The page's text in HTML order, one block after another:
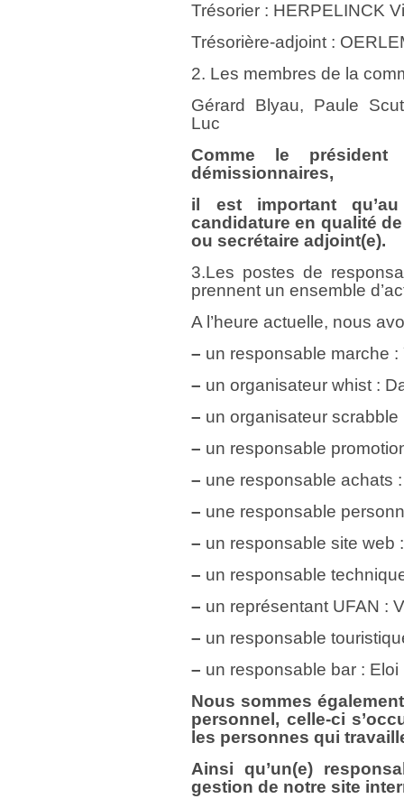
Trésorier : HERPELINCK
Trésorière-adjoint :
2. Les membres de la
Gérard Blyau, Paule
Luc
Comme le
démissionnaires,
il est important
candidature en qualité
ou secrétaire adjoint(e).
3.Les postes de
prennent un ensemble
A l’heure actuelle, nous
– un responsable marche
– un organisateur whist :
– un organisateur
– un responsable
– une responsable achats
– une responsable
– un responsable site web :
– un responsable
– un représentant UFAN :
– un responsable
– un responsable bar : Eloi
Nous sommes
personnel, celle-ci
les personnes qui
Ainsi qu’un(e)
gestion de notre site